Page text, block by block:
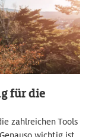
für die
zahlreichen Tools